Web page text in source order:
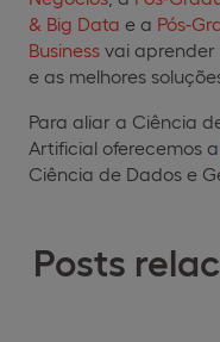
Posts
& Big Data e a Pós-
Business vai
e as melhores
Para aliar a Ciência
Artificial oferecemos a
Ciência de Dados e